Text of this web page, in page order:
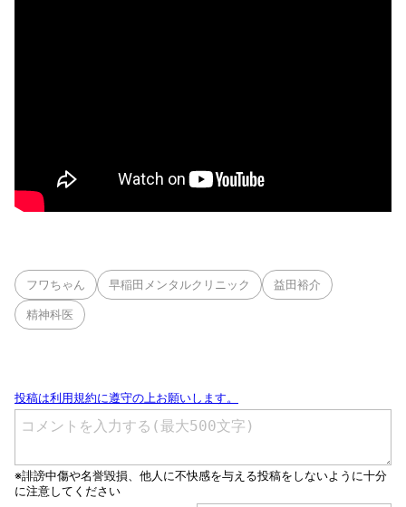
フワちゃん 早稲田メンタルクリニック 益田裕介
精神科医